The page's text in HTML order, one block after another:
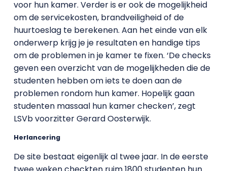
voor hun kamer. Verder is er ook de mogelijkheid
om de servicekosten, brandveiligheid of de
huurtoeslag te berekenen. Aan het einde van elk
onderwerp krijg je je resultaten en handige tips
om de problemen in je kamer te fixen. ‘De checks
geven een overzicht van de mogelijkheden die de
studenten hebben om iets te doen aan de
problemen rondom hun kamer. Hopelijk gaan
studenten massaal hun kamer checken’, zegt
LSVb voorzitter Gerard Oosterwijk.
Herlancering
De site bestaat eigenlijk al twee jaar. In de eerste